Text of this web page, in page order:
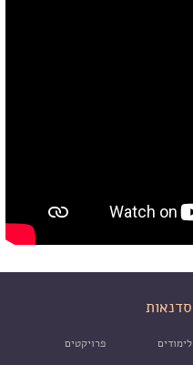
סדנאות
לימודים
פרויקטים